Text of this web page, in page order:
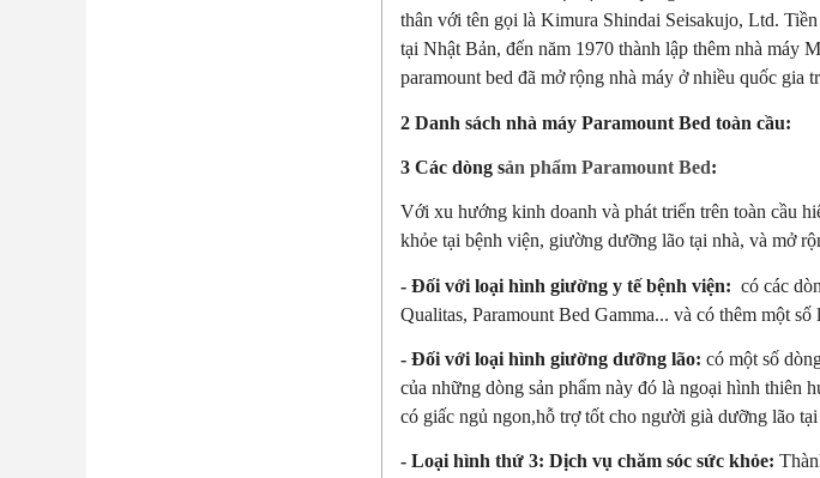
thân với tên gọi là Kimura Shindai Seisakujo, Ltd.
tại Nhật Bản, đến năm 1970 thành lập thêm nhà máy
paramount bed đã mở rộng nhà máy ở nhiều quốc gia
2 Danh sách nhà máy Paramount Bed toàn cầu:
3 Các dòng sản phẩm Paramount Bed:
Với xu hướng kinh doanh và phát triển trên toàn cầu
khỏe tại bệnh viện, giường dưỡng lão tại nhà, và mở
- Đối với loại hình giường y tế bệnh viện: có các
Qualitas, Paramount Bed Gamma... và có thêm một
- Đối với loại hình giường dưỡng lão: có một số
của những dòng sản phẩm này đó là ngoại hình thiên
có giấc ngủ ngon,hỗ trợ tốt cho người già dưỡng lão tại
- Loại hình thứ 3: Dịch vụ chăm sóc sức khỏe: